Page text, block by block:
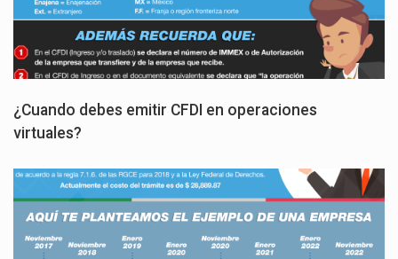
¿Cuando debes emitir CFDI en operaciones
virtuales?